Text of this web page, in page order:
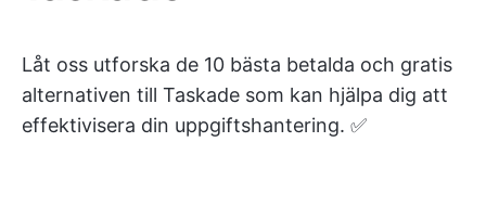
Låt oss utforska de 10 bästa betalda och gratis
alternativen till Taskade som kan hjälpa dig att
effektivisera din uppgiftshantering. ✅